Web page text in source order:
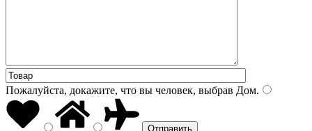
Пожалуйста, докажите, что вы человек, выбрав Дом.